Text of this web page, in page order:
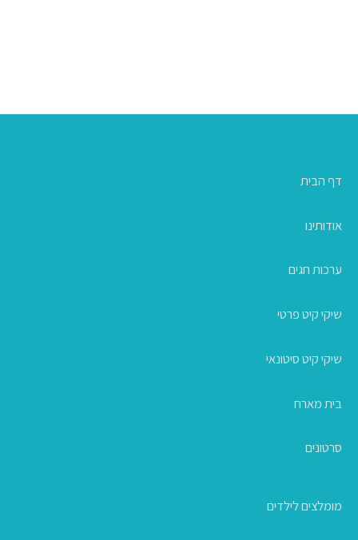
דף הבית
אודותינו
ערכות חגים
שיקי קיט פרטי
שיקי קיט סיטונאי
בית מארח
סרטונים
מומלצים לילדים